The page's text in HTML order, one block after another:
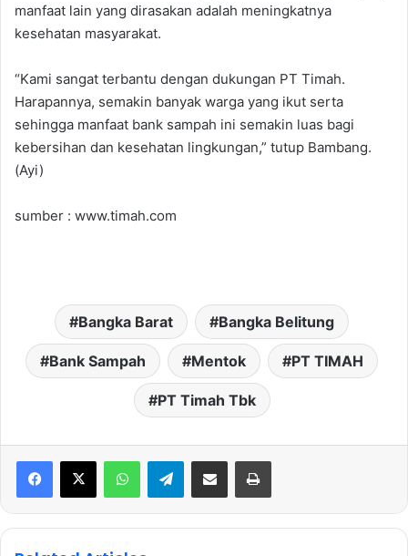
manfaat lain yang dirasakan adalah meningkatnya
kesehatan masyarakat.
“Kami sangat terbantu dengan dukungan PT Timah.
Harapannya, semakin banyak warga yang ikut serta
sehingga manfaat bank sampah ini semakin luas bagi
kebersihan dan kesehatan lingkungan,” tutup Bambang.
(Ayi)
sumber : www.timah.com
Bangka Barat Bangka Belitung
Bank Sampah Mentok PT TIMAH
PT Timah Tbk
WhatsAppTelegramShare via Email Print